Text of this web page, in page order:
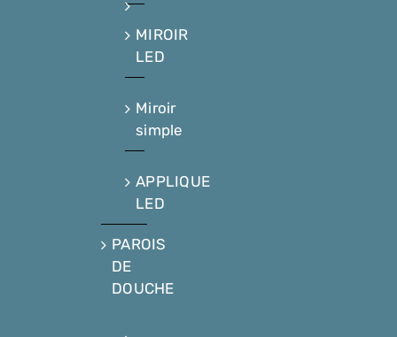
MIROIR
LED
Miroir
simple
APPLIQUE
LED
PAROIS
DE
DOUCHE